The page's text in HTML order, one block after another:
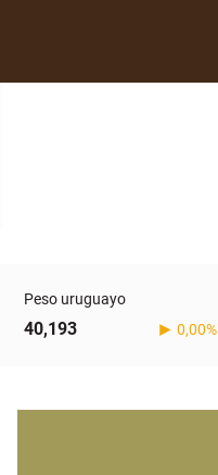
Peso uruguayo
40,193 0,00%